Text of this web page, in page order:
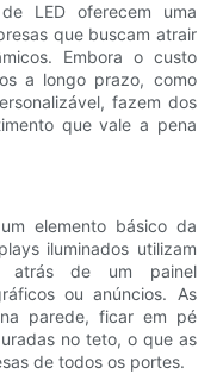
LED oferecem uma
que buscam atrair
Embora o custo
a longo prazo, como
fazem dos
que vale a pena
elemento básico da
iluminados utilizam
atrás de um painel
ou anúncios. As
parede, ficar em pé
no teto, o que as
de todos os portes.